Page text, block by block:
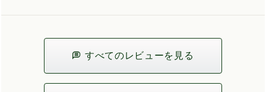
すべてのレビューを見る